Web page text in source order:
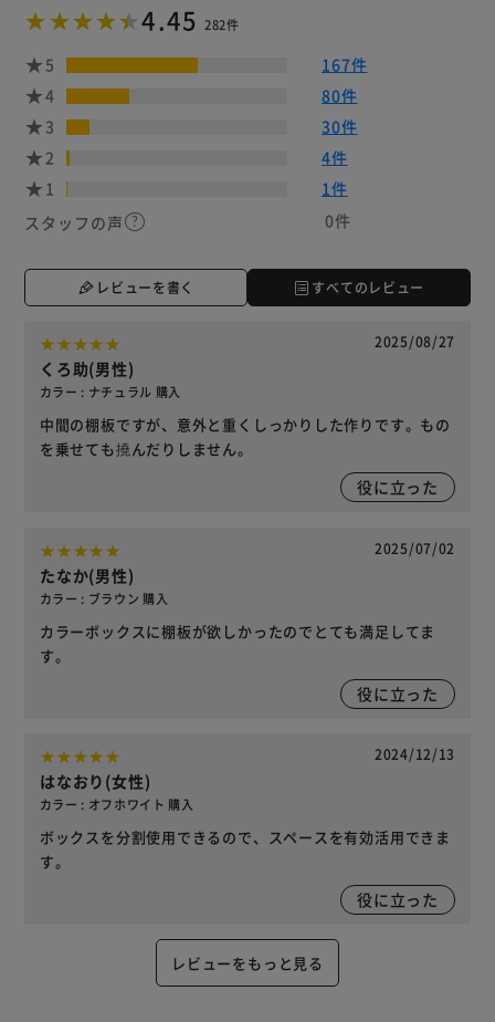
4.45 282件
5
167件
4
80件
3
30件
2
4件
1
1件
スタッフの声
0件
レビューを書く すべてのレビュー
2025/08/27
くろ助(男性)
カラー : ナチュラル 購入
中間の棚板ですが、意外と重くしっかりした作りです。もの
を乗せても撓んだりしません。
役に立った
2025/07/02
たなか(男性)
カラー : ブラウン 購入
カラーボックスに棚板が欲しかったのでとても満足してま
す。
役に立った
2024/12/13
はなおり(女性)
カラー : オフホワイト 購入
ボックスを分割使用できるので、スペースを有効活用できま
す。
役に立った
レビューをもっと見る